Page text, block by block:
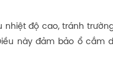
nhiệt độ cao, tránh
này đảm bảo ổ cắm